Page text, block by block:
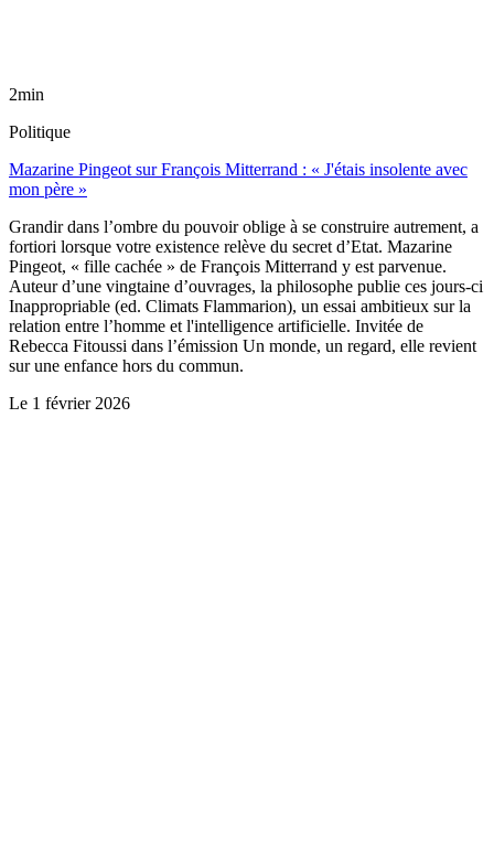
2min
Politique
Mazarine Pingeot sur François Mitterrand : « J'étais insolente avec
mon père »
Grandir dans l’ombre du pouvoir oblige à se construire autrement, a
fortiori lorsque votre existence relève du secret d’Etat. Mazarine
Pingeot, « fille cachée » de François Mitterrand y est parvenue.
Auteur d’une vingtaine d’ouvrages, la philosophe publie ces jours-ci
Inappropriable (ed. Climats Flammarion), un essai ambitieux sur la
relation entre l’homme et l'intelligence artificielle. Invitée de
Rebecca Fitoussi dans l’émission Un monde, un regard, elle revient
sur une enfance hors du commun.
Le 1 février 2026